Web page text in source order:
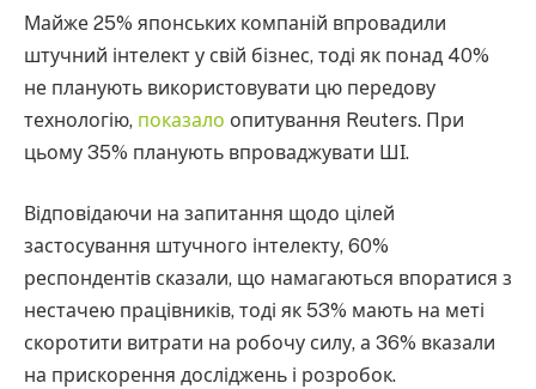
Майже 25% японських компаній впровадили
штучний інтелект у свій бізнес, тоді як понад 40%
не планують використовувати цю передову
технологію, показало опитування Reuters. При
цьому 35% планують впроваджувати ШІ.
Відповідаючи на запитання щодо цілей
застосування штучного інтелекту, 60%
респондентів сказали, що намагаються впоратися з
нестачею працівників, тоді як 53% мають на меті
скоротити витрати на робочу силу, а 36% вказали
на прискорення досліджень і розробок.